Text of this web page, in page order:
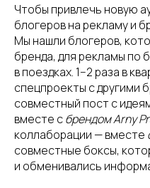
Чтобы привлечь новую
блогеров на рекламу и
Мы нашли блогеров,
бренда, для рекламы по
в поездках. 1−2 раза в
спецпроекты с другими
совместный пост с
вместе сбрендом Arny
коллаборации — вместе
совместные боксы,
и обменивались